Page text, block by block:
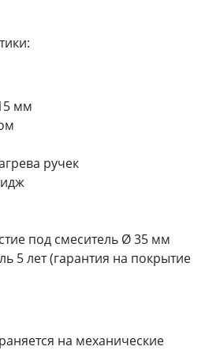
мм
ручек
под смеситель Ø 35 мм
5 лет (гарантия на покрытие
на механические